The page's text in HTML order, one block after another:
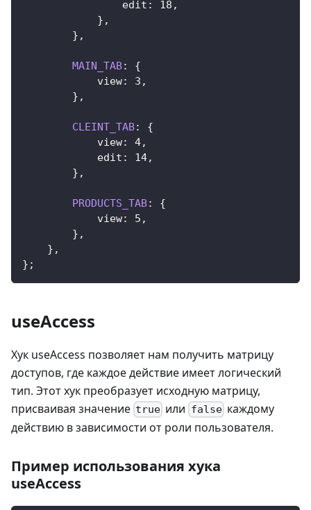
edit : 18 ,
} ,
} ,
MAIN_TAB:
{
view: 3 ,
} ,
CLEINT_TAB:
{
view: 4,
edit : 14,
} ,
PRODUCTS_TAB:
{
view: 5 ,
} ,
} ,
} ;
useAccess
Хук useAccess позволяет нам получить матрицу
доступов, где каждое действие имеет логический
тип. Этот хук преобразует исходную матрицу,
присваивая значение true или falseкаждому
действию в зависимости от роли пользователя.
Пример использования хука
useAccess